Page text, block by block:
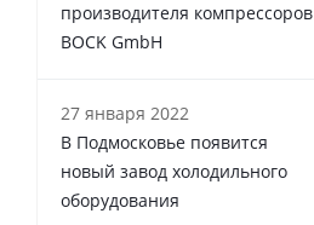
производителя компрессоров
BOCK GmbH
27 января 2022
В Подмосковье появится
новый завод холодильного
оборудования